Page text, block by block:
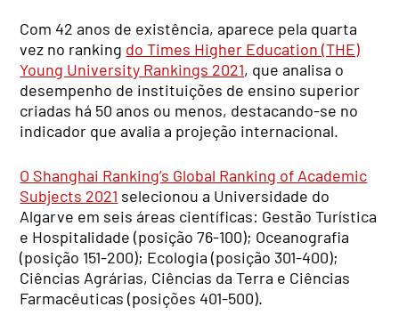
Com 42 anos de existência, aparece pela quarta
vez no ranking do Times Higher Education (THE)
Young University Rankings 2021, que analisa o
desempenho de instituições de ensino superior
criadas há 50 anos ou menos, destacando-se no
indicador que avalia a projeção internacional.
O Shanghai Ranking’s Global Ranking of Academic
Subjects 2021 selecionou a Universidade do
Algarve em seis áreas científicas: Gestão Turística
e Hospitalidade (posição 76-100); Oceanografia
(posição 151-200); Ecologia (posição 301-400);
Ciências Agrárias, Ciências da Terra e Ciências
Farmacêuticas (posições 401-500).